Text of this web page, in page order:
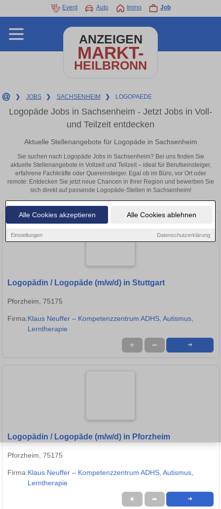
Alle Cookies akzeptieren Alle Cookies ablehnen
Einstellungen Datenschutzerklärung
Event Auto Immo Job
ANZEIGEN
MARKT-
HEILBRONN
❯ JOBS ❯ SACHSENHEIM ❯ LOGOPAEDE
Logopäde Jobs in Sachsenheim - Jetzt Jobs in Voll-
und Teilzeit entdecken
Aktuelle Stellenangebote für Logopäde in Sachsenheim
Sie suchen nach Logopäde Jobs in Sachsenheim? Bei uns finden Sie
aktuelle Stellenangebote in Vollzeit und Teilzeit – ideal für Berufseinsteiger,
erfahrene Fachkräfte oder Quereinsteiger. Egal ob im Büro, vor Ort oder
remote: Entdecken Sie jetzt neue Chancen in Ihrer Region und bewerben Sie
sich direkt auf passende Logopäde-Stellen in Sachsenheim!
Logopädin / Logopäde (m/w/d) in Stuttgart
Pforzheim, 75175
Firma:Klaus Neuffer – Kompetenzzentrum ADHS, Autismus,
Lerntherapie
★ ➦ ➜
Logopädin / Logopäde (m/w/d) in Pforzheim
Pforzheim, 75175
Firma:Klaus Neuffer – Kompetenzzentrum ADHS, Autismus,
Lerntherapie
★ ➦ ➜